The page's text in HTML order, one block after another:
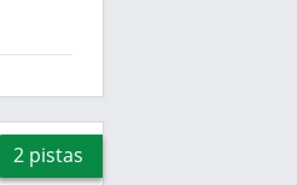
2 pistas